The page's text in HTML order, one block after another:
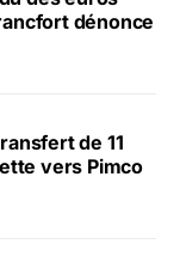
dénonce
de 11
vers Pimco